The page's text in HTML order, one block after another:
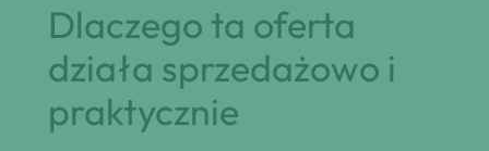
Dlaczego ta oferta
działa sprzedażowo i
praktycznie